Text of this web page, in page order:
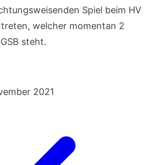
Spiel beim HV
welcher momentan 2
steht.
2021